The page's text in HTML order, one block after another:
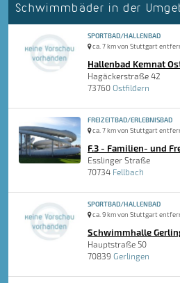
Schwimmbäder in der
SPORTBAD/HALLENBAD
ca. 7 km von Stuttgart
Hallenbad Kemnat
Hagäckerstraße 42
73760 Ostfildern
FREIZEITBAD/ERLEBNISBAD
ca. 7 km von Stuttgart
F.3 - Familien- und
Esslinger Straße
70734 Fellbach
SPORTBAD/HALLENBAD
ca. 9 km von Stuttgart
Schwimmhalle
Hauptstraße 50
70839 Gerlingen